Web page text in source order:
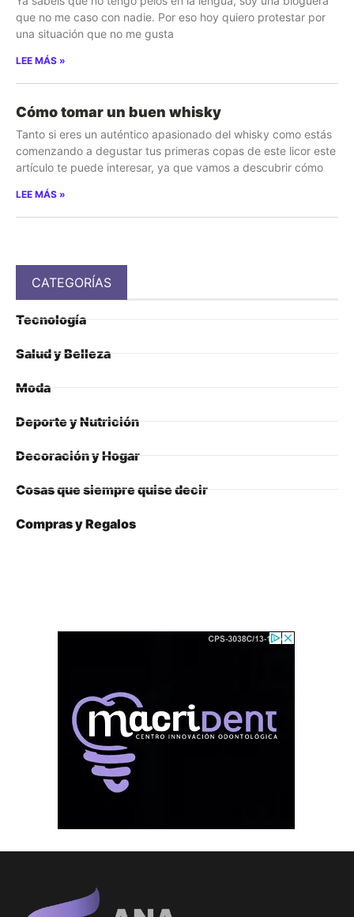
que no me caso con nadie. Por eso hoy quiero protestar por
una situación que no me gusta
LEE MÁS »
Cómo tomar un buen whisky
Tanto si eres un auténtico apasionado del whisky como estás
comenzando a degustar tus primeras copas de este licor este
artículo te puede interesar, ya que vamos a descubrir cómo
LEE MÁS »
CATEGORÍAS
Tecnología
Salud y Belleza
Moda
Deporte y Nutrición
Decoración y Hogar
Cosas que siempre quise decir
Compras y Regalos